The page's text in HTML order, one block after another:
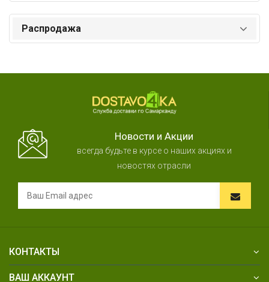
Распродажа
Новости и Акции
всегда будьте в курсе о наших акциях и
новостях отрасли
КОНТАКТЫ
ВАШ АККАУНТ